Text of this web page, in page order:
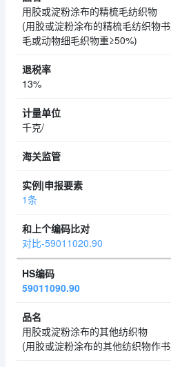
用胶或淀粉涂布的精梳毛纺织物
(用胶或淀粉涂布的精梳毛纺织物
毛或动物细毛织物重≥50%)
13%
千克/
1条
对比-59011020.90
59011090.90
用胶或淀粉涂布的其他纺织物
(用胶或淀粉涂布的其他纺织物作